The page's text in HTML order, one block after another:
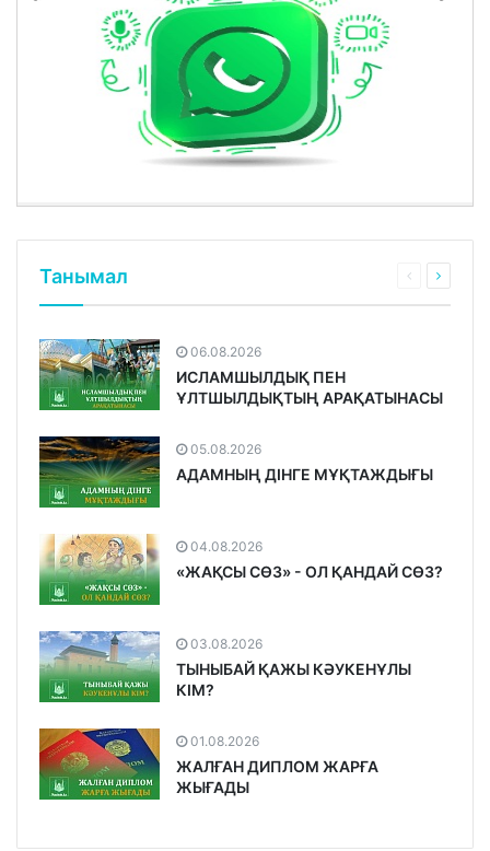
Танымал
06.08.2026
ИСЛАМШЫЛДЫҚ ПЕН
ҰЛТШЫЛДЫҚТЫҢ АРАҚАТЫНАСЫ
05.08.2026
АДАМНЫҢ ДІНГЕ МҰҚТАЖДЫҒЫ
04.08.2026
«ЖАҚСЫ СӨЗ» - ОЛ ҚАНДАЙ СӨЗ?
03.08.2026
ТЫНЫБАЙ ҚАЖЫ КӘУКЕНҰЛЫ
КІМ?
01.08.2026
ЖАЛҒАН ДИПЛОМ ЖАРҒА
ЖЫҒАДЫ